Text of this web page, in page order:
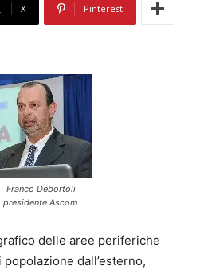
X Pinterest
Franco Debortoli
presidente Ascom
delle aree periferiche
dall’esterno,